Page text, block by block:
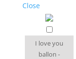
Close
I love you
ballon -